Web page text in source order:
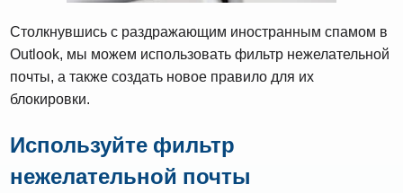
Столкнувшись с раздражающим иностранным спамом в
Outlook, мы можем использовать фильтр нежелательной
почты, а также создать новое правило для их
блокировки.
Используйте фильтр
нежелательной почты